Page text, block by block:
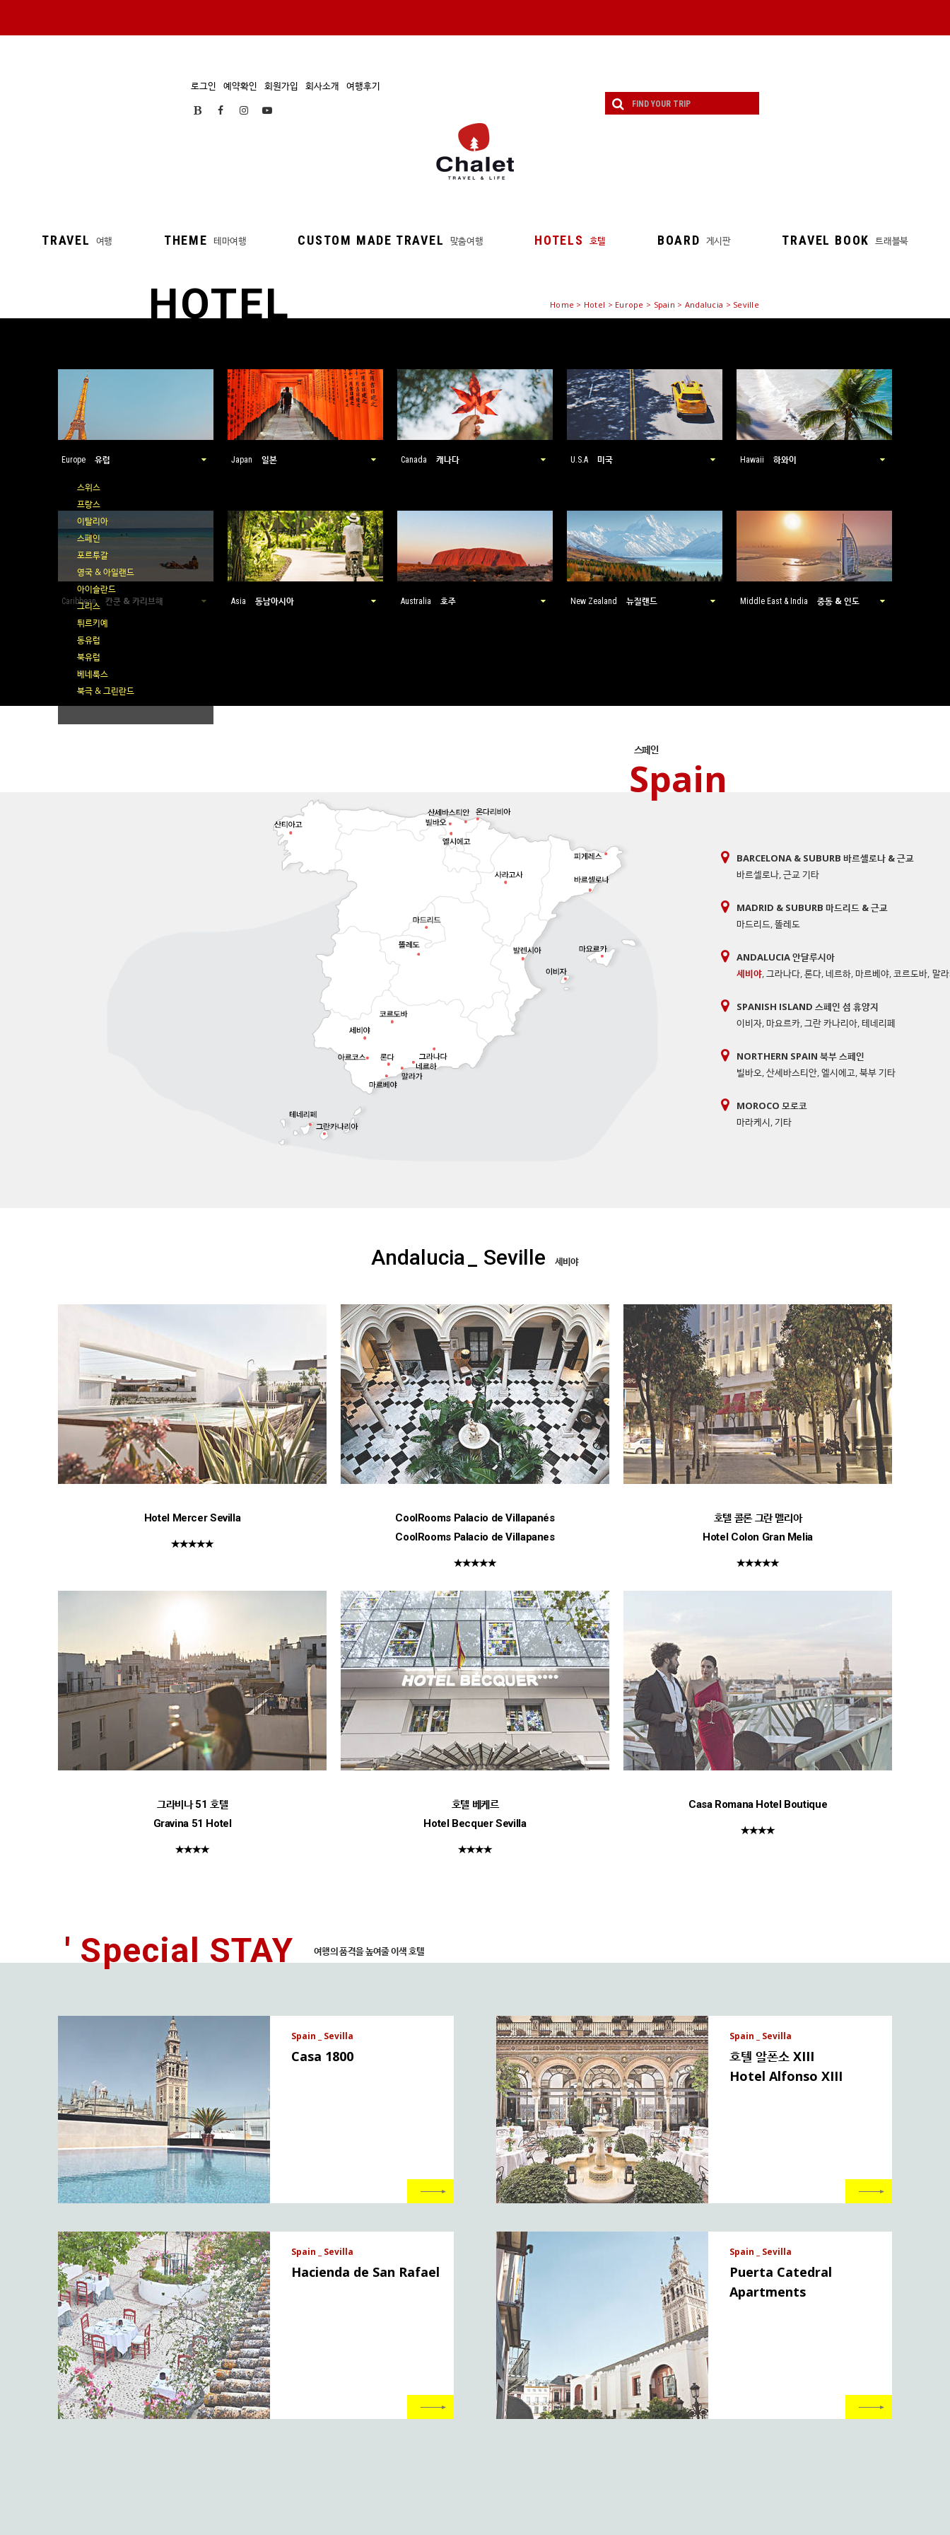
로그인 예약확인 회원가입 회사소개 여행후기
TRAVEL 여행 THEME 테마여행 CUSTOM MADE TRAVEL 맞춤여행 HOTELS 호텔 BOARD 게시판 TRAVEL BOOK 트래블북
HOTEL Home > Hotel > Europe > Spain > Andalucia > Seville
Europe 유럽
스위스
프랑스
이탈리아
스페인
포르투갈
영국 & 아일랜드
아이슬란드
그리스
튀르키예
동유럽
북유럽
베네룩스
북극 & 그린란드
Japan 일본 Canada 캐나다 U.S.A 미국 Hawaii 하와이
Caribbean 칸쿤 & 카리브해 Asia 동남아시아 Australia 호주 New Zealand 뉴질랜드 Middle East & India 중동 & 인도
스페인
Spain
BARCELONA & SUBURB 바르셀로나 & 근교
바르셀로나,근교 기타
MADRID & SUBURB 마드리드 & 근교
마드리드,똘레도
ANDALUCIA 안달루시아
세비야,그라나다,론다,네르하,마르베야,코르도바, 말
SPANISH ISLAND 스페인 섬 휴양지
이비자,마요르카,그란 카나리아, 테네리페
NORTHERN SPAIN 북부 스페인
빌바오,산세바스티안,엘시에고,북부 기타
MOROCO 모로코
마라케시,기타
Andalucia _ Seville 세비야
Hotel Mercer Sevilla
★★★★★
CoolRooms Palacio de Villapanés
CoolRooms Palacio de Villapanes
★★★★★
호텔 콜론 그란 멜리아
Hotel Colon Gran Melia
★★★★★
그라비나 51 호텔
Gravina 51 Hotel
★★★★
호텔 베케르
Hotel Becquer Sevilla
★★★★
Casa Romana Hotel Boutique
★★★★
' Special STAY 여행의 품격을 높여줄 이색 호텔
Spain _ Sevilla
Casa 1800
Spain _ Sevilla
호텔 알폰소 XIII
Hotel Alfonso XIII
Spain _ Sevilla
Hacienda de San Rafael
Spain _ Sevilla
Puerta Catedral
Apartments